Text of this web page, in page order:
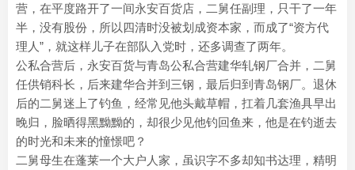
营，在平度路开了一间永安百货店，二舅任副理，只干了一年
半，没有股份，所以四清时没被划成资本家，而成了“资方代
理人”，就这样儿子在部队入党时，还多调查了两年。
公私合营后，永安百货与青岛公私合营建华轧钢厂合并，二舅
任供销科长，后来建华合并到三钢，最后归到青岛钢厂。退休
后的二舅迷上了钓鱼，经常见他头戴草帽，扛着几套渔具早出
晚归，脸晒得黑黝黝的，却很少见他钓回鱼来，他是在钓逝去
的时光和未来的憧憬吧？
二舅母生在蓬莱一个大户人家，虽识字不多却知书达理，精明